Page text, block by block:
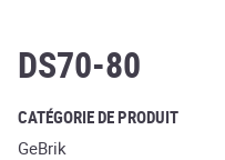
DS70-80
CATÉGORIE DE PRODUIT
GeBrik